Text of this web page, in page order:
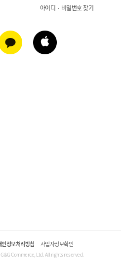
아이디 · 비밀번호 찾기
인정보처리방침 사업자정보확인
Commerce, Ltd. All rights reserved.